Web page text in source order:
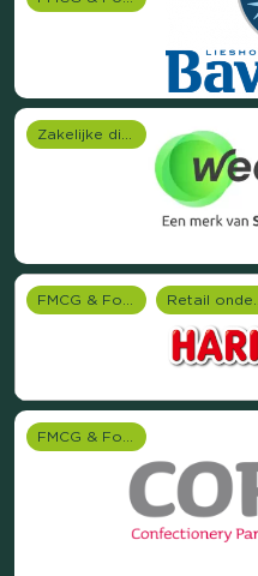
Zakelijke dienstverlening (B2B)
FMCG & Food branche
FMCG & Food branche